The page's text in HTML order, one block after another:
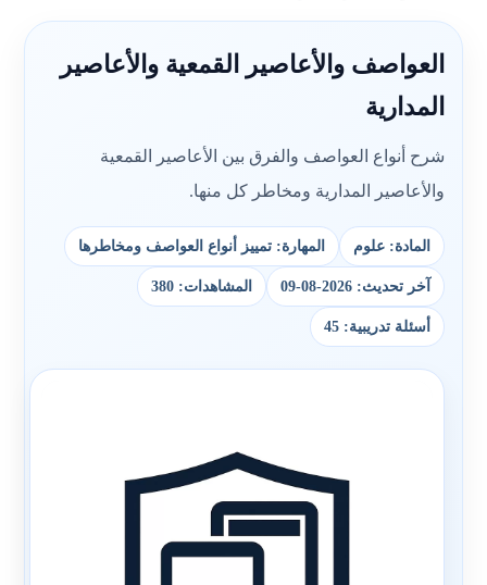
العواصف والأعاصير القمعية والأعاصير
المدارية
شرح أنواع العواصف والفرق بين الأعاصير القمعية
والأعاصير المدارية ومخاطر كل منها.
المادة: علوم المهارة: تمييز أنواع العواصف ومخاطرها
آخر تحديث: 2026-08-09 المشاهدات: 380
أسئلة تدريبية: 45